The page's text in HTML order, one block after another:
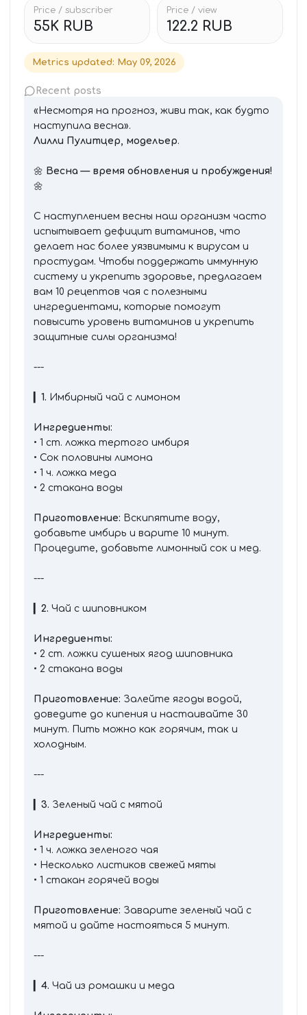
Price / subscriber
55K RUB
Price / view
122.2 RUB
Metrics updated: May 09, 2026
Recent posts
«Несмотря на прогноз, живи так, как будто
наступила весна».
Лилли Пулитцер, модельер.
🌼 Весна — время обновления и пробуждения!
🌼
С наступлением весны наш организм часто
испытывает дефицит витаминов, что
делает нас более уязвимыми к вирусам и
простудам. Чтобы поддержать иммунную
систему и укрепить здоровье, предлагаем
вам 10 рецептов чая с полезными
ингредиентами, которые помогут
повысить уровень витаминов и укрепить
защитные силы организма!
---
1. Имбирный чай с лимоном
Ингредиенты:
• 1 ст. ложка тертого имбиря
• Сок половины лимона
• 1 ч. ложка меда
• 2 стакана воды
Приготовление: Вскипятите воду,
добавьте имбирь и варите 10 минут.
Процедите, добавьте лимонный сок и мед.
---
2. Чай с шиповником
Ингредиенты:
• 2 ст. ложки сушеных ягод шиповника
• 2 стакана воды
Приготовление: Залейте ягоды водой,
доведите до кипения и настаивайте 30
минут. Пить можно как горячим, так и
холодным.
---
3. Зеленый чай с мятой
Ингредиенты:
• 1 ч. ложка зеленого чая
• Несколько листиков свежей мяты
• 1 стакан горячей воды
Приготовление: Заварите зеленый чай с
мятой и дайте настояться 5 минут.
---
4. Чай из ромашки и меда